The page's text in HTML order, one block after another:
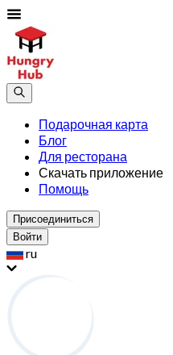
Подарочная карта
Блог
Для ресторана
Скачать приложение
Помощь
Присоединиться
Войти
ru